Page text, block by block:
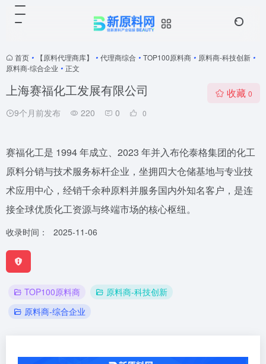
首页 • 【原料代理商库】 • 代理商综合 • TOP100原料商 • 原料商-科技创新 •
原料商-综合企业 • 正文
上海赛福化工发展有限公司
9个月前发布 220 0 0
收藏 0
赛福化工是 1994 年成立、2023 年并入布伦泰格集团的化工
原料分销与技术服务标杆企业，坐拥四大仓储基地与专业技
术应用中心，经销千余种原料并服务国内外知名客户，是连
接全球优质化工资源与终端市场的核心枢纽。
收录时间： 2025-11-06
TOP100原料商
原料商-科技创新
原料商-综合企业